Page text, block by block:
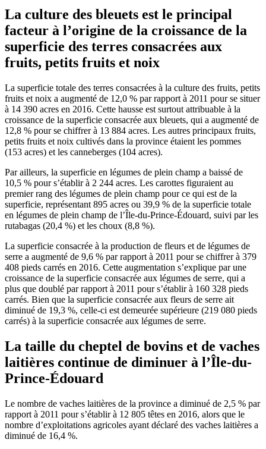
La culture des bleuets est le principal
facteur à l’origine de la croissance de la
superficie des terres consacrées aux
fruits, petits fruits et noix
La superficie totale des terres consacrées à la culture des fruits, petits
fruits et noix a augmenté de 12,0 % par rapport à 2011 pour se situer
à 14 390 acres en 2016. Cette hausse est surtout attribuable à la
croissance de la superficie consacrée aux bleuets, qui a augmenté de
12,8 % pour se chiffrer à 13 884 acres. Les autres principaux fruits,
petits fruits et noix cultivés dans la province étaient les pommes
(153 acres) et les canneberges (104 acres).
Par ailleurs, la superficie en légumes de plein champ a baissé de
10,5 % pour s’établir à 2 244 acres. Les carottes figuraient au
premier rang des légumes de plein champ pour ce qui est de la
superficie, représentant 895 acres ou 39,9 % de la superficie totale
en légumes de plein champ de l’Île-du-Prince-Édouard, suivi par les
rutabagas (20,4 %) et les choux (8,8 %).
La superficie consacrée à la production de fleurs et de légumes de
serre a augmenté de 9,6 % par rapport à 2011 pour se chiffrer à 379
408 pieds carrés en 2016. Cette augmentation s’explique par une
croissance de la superficie consacrée aux légumes de serre, qui a
plus que doublé par rapport à 2011 pour s’établir à 160 328 pieds
carrés. Bien que la superficie consacrée aux fleurs de serre ait
diminué de 19,3 %, celle-ci est demeurée supérieure (219 080 pieds
carrés) à la superficie consacrée aux légumes de serre.
La taille du cheptel de bovins et de vaches
laitières continue de diminuer à l’Île-du-
Prince-Édouard
Le nombre de vaches laitières de la province a diminué de 2,5 % par
rapport à 2011 pour s’établir à 12 805 têtes en 2016, alors que le
nombre d’exploitations agricoles ayant déclaré des vaches laitières a
diminué de 16,4 %.